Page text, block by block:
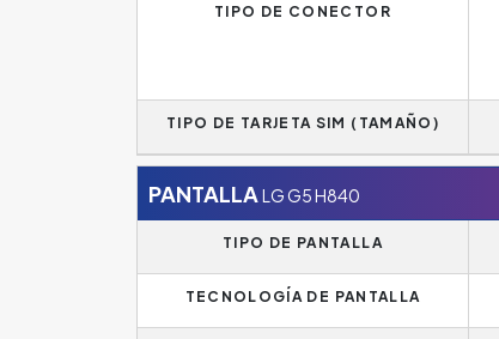
TIPO DE CONECTOR
TIPO DE TARJETA SIM (TAMAÑO)
PANTALLA LG G5 H840
TIPO DE PANTALLA
TECNOLOGÍA DE PANTALLA